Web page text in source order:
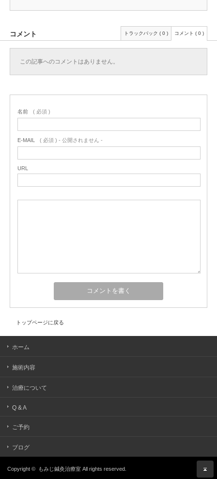
コメント トラックバック ( 0 ) コメント ( 0 )
この記事へのコメントはありません。
名前 ( 必須 )
E-MAIL ( 必須 ) - 公開されません -
URL
トップページに戻る
ホーム
施術内容
治療について
Q & A
ご予約
ブログ
Copyright © もみじ鍼灸治療室 All rights reserved.